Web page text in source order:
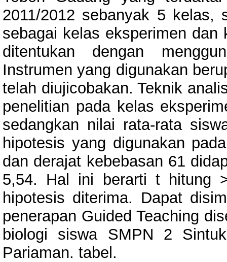
2011/2012 sebanyak 5 kelas,
sebagai kelas eksperimen
ditentukan dengan
Instrumen yang digunakan
telah diujicobakan. Teknik
penelitian pada kelas
sedangkan nilai rata-rata
hipotesis yang digunakan
dan derajat kebebasan 61
5,54. Hal ini berarti t hitung
hipotesis diterima. Dapat
penerapan Guided Teaching
biologi siswa SMPN 2
Pariaman. tabel.